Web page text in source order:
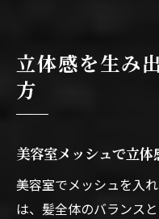
立体感を生み
方
美容室メッシュで立
美容室でメッシュを入
は、髪全体のバランス